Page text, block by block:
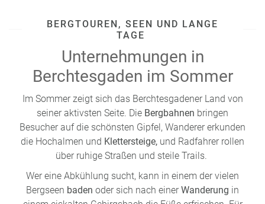
BERGTOUREN, SEEN UND LANGE
TAGE
Unternehmungen in
Berchtesgaden im Sommer
Im Sommer zeigt sich das Berchtesgadener Land von
seiner aktivsten Seite. Die Bergbahnen bringen
Besucher auf die schönsten Gipfel, Wanderer erkunden
die Hochalmen und Klettersteige, und Radfahrer rollen
über ruhige Straßen und steile Trails.
Wer eine Abkühlung sucht, kann in einem der vielen
Bergseen baden oder sich nach einer Wanderung in